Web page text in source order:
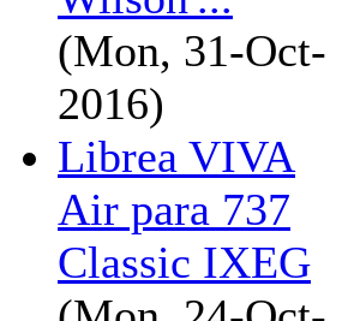
(Mon, 31-Oct-
2016)
Librea VIVA
Air para 737
Classic IXEG